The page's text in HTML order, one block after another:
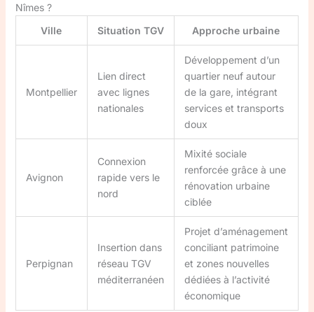
Nîmes ?
Ville
Situation TGV Approche urbaine
Montpellier
Lien direct
avec lignes
nationales
Développement d’un
quartier neuf autour
de la gare, intégrant
services et transports
doux
Avignon
Connexion
rapide vers le
nord
Mixité sociale
renforcée grâce à une
rénovation urbaine
ciblée
Perpignan
Insertion dans
réseau TGV
méditerranéen
Projet d’aménagement
conciliant patrimoine
et zones nouvelles
dédiées à l’activité
économique